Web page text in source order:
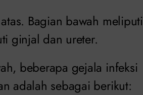
Bagian bawah meliputi
ginjal dan ureter.
beberapa gejala infeksi
adalah sebagai berikut: